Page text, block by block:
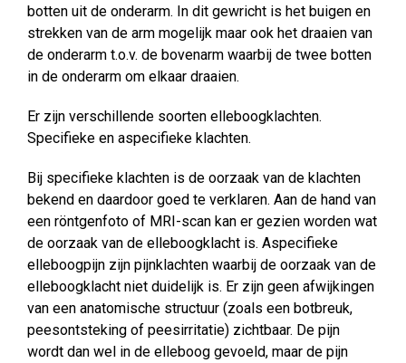
botten uit de onderarm. In dit gewricht is het buigen en
strekken van de arm mogelijk maar ook het draaien van
de onderarm t.o.v. de bovenarm waarbij de twee botten
in de onderarm om elkaar draaien.
Er zijn verschillende soorten elleboogklachten.
Specifieke en aspecifieke klachten.
Bij specifieke klachten is de oorzaak van de klachten
bekend en daardoor goed te verklaren. Aan de hand van
een röntgenfoto of MRI-scan kan er gezien worden wat
de oorzaak van de elleboogklacht is. Aspecifieke
elleboogpijn zijn pijnklachten waarbij de oorzaak van de
elleboogklacht niet duidelijk is. Er zijn geen afwijkingen
van een anatomische structuur (zoals een botbreuk,
peesontsteking of peesirritatie) zichtbaar. De pijn
wordt dan wel in de elleboog gevoeld, maar de pijn